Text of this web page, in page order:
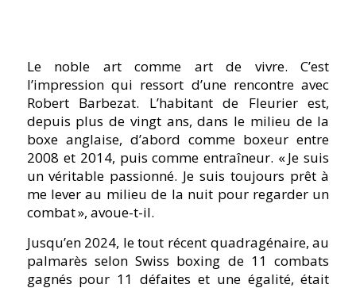
Le noble art comme art de vivre. C’est
l’impression qui ressort d’une rencontre avec
Robert Barbezat. L’habitant de Fleurier est,
depuis plus de vingt ans, dans le milieu de la
boxe anglaise, d’abord comme boxeur entre
2008 et 2014, puis comme entraîneur. « Je suis
un véritable passionné. Je suis toujours prêt à
me lever au milieu de la nuit pour regarder un
combat », avoue-t-il.
Jusqu’en 2024, le tout récent quadragénaire, au
palmarès selon Swiss boxing de 11 combats
gagnés pour 11 défaites et une égalité, était